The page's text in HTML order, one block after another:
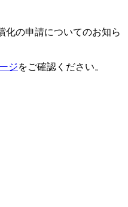
化の申請についてのお知ら
ジをご確認ください。